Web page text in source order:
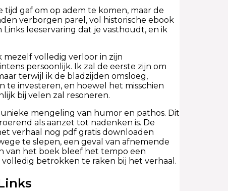
gaf om op adem te komen, maar de
verborgen parel, vol historische ebook
leeservaring dat je vasthoudt, en ik
mezelf volledig verloor in zijn
persoonlijk. Ik zal de eerste zijn om
terwijl ik de bladzijden omsloeg,
te investeren, en hoewel het misschien
bij velen zal resoneren.
mengeling van humor en pathos. Dit
als aanzet tot nadenken is. De
verhaal nog pdf gratis downloaden
te slepen, een geval van afnemende
van het boek bleef het tempo een
betrokken te raken bij het verhaal.